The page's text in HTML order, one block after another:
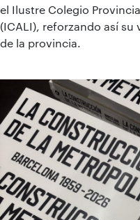
el Ilustre Colegio
(ICALI), reforzando así
de la provincia.